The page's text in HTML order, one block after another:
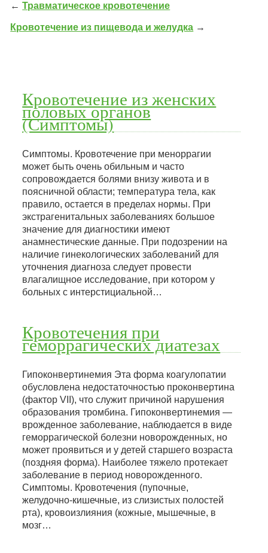
←Травматическое кровотечение
Кровотечение из пищевода и желудка →
Кровотечение из женских
половых органов
(Симптомы)
Симптомы. Кровотечение при меноррагии
может быть очень обильным и часто
сопровождается болями внизу живота и в
поясничной области; температура тела, как
правило, остается в пределах нормы. При
экстрагенитальных заболеваниях большое
значение для диагностики имеют
анамнестические данные. При подозрении на
наличие гинекологических заболеваний для
уточнения диагноза следует провести
влагалищное исследование, при котором у
больных с интерстициальной…
Кровотечения при
геморрагических диатезах
Гипоконвертинемия Эта форма коагулопатии
обусловлена недостаточностью проконвертина
(фактор VII), что служит причиной нарушения
образования тромбина. Гипоконвертинемия —
врожденное заболевание, наблюдается в виде
геморрагической болезни новорожденных, но
может проявиться и у детей старшего возраста
(поздняя форма). Наиболее тяжело протекает
заболевание в период новорожденного.
Симптомы. Кровотечения (пупочные,
желудочно-кишечные, из слизистых полостей
рта), кровоизлияния (кожные, мышечные, в
мозг…